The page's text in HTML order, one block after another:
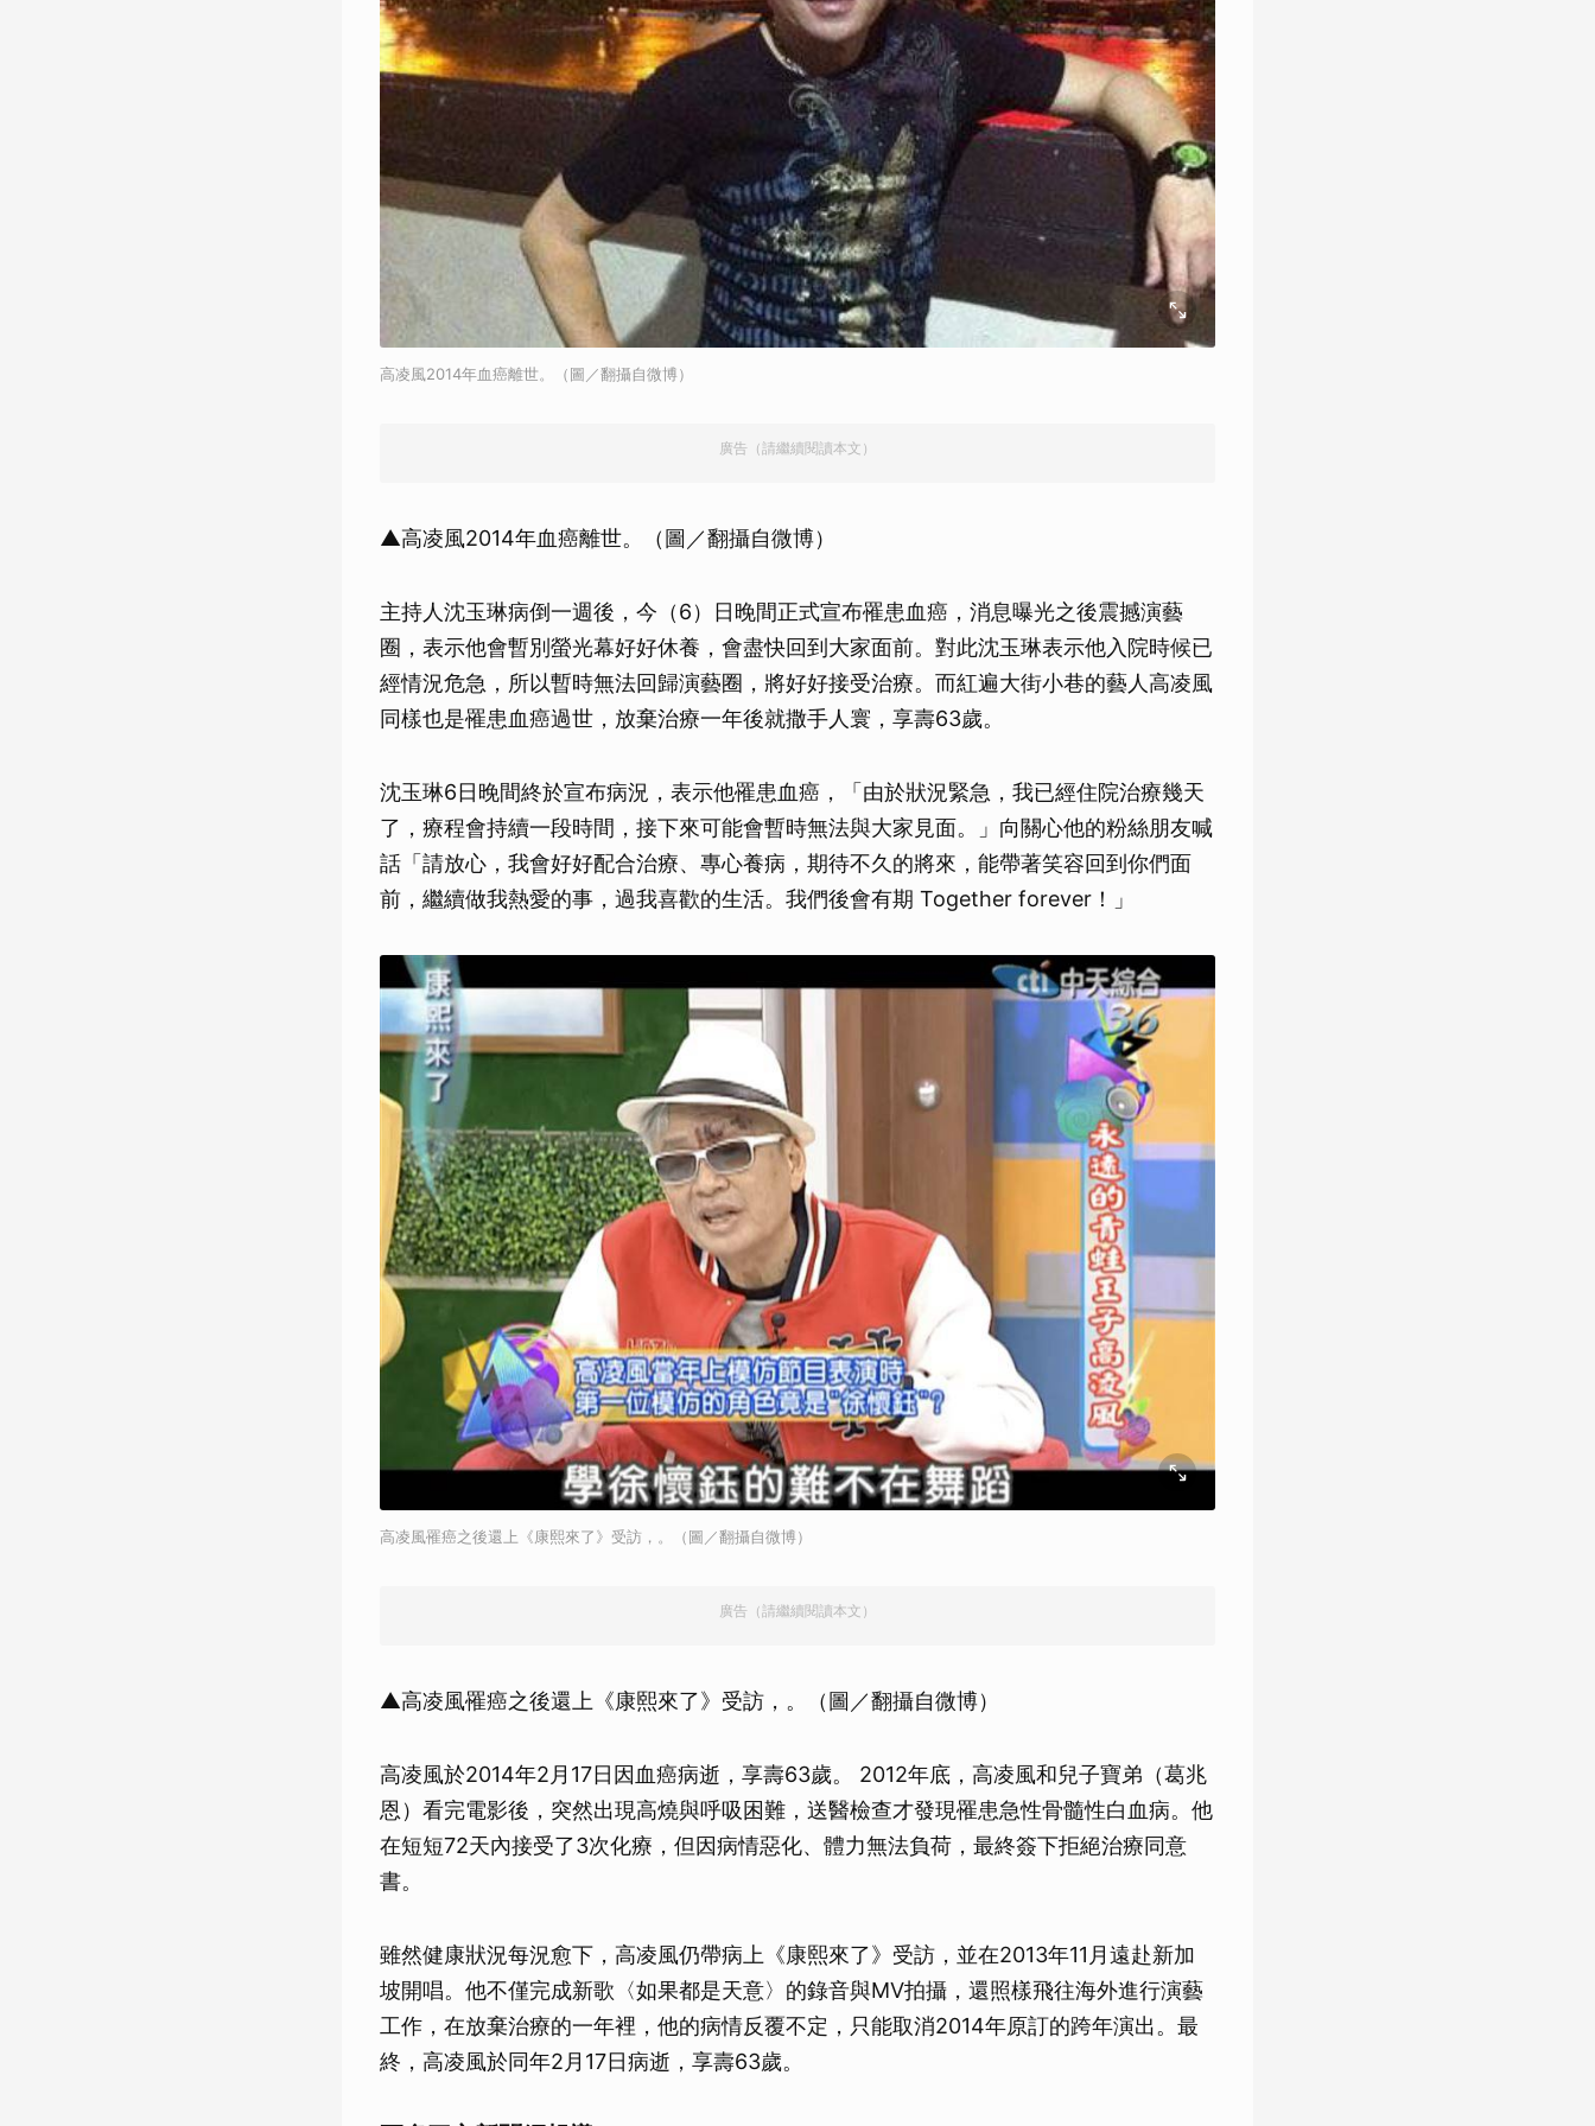
高凌風2014年血癌離世。（圖／翻攝自微博）
廣告（請繼續閱讀本文）
▲高凌風2014年血癌離世。（圖／翻攝自微博）
主持人沈玉琳病倒一週後，今（6）日晚間正式宣布罹患血癌，消息曝光之後震撼演藝
圈，表示他會暫別螢光幕好好休養，會盡快回到大家面前。對此沈玉琳表示他入院時候已
經情況危急，所以暫時無法回歸演藝圈，將好好接受治療。而紅遍大街小巷的藝人高凌風
同樣也是罹患血癌過世，放棄治療一年後就撒手人寰，享壽63歲。
沈玉琳6日晚間終於宣布病況，表示他罹患血癌，「由於狀況緊急，我已經住院治療幾天
了，療程會持續一段時間，接下來可能會暫時無法與大家見面。」向關心他的粉絲朋友喊
話「請放心，我會好好配合治療、專心養病，期待不久的將來，能帶著笑容回到你們面
前，繼續做我熱愛的事，過我喜歡的生活。我們後會有期 Together forever！」
高凌風罹癌之後還上《康熙來了》受訪，。（圖／翻攝自微博）
廣告（請繼續閱讀本文）
▲高凌風罹癌之後還上《康熙來了》受訪，。（圖／翻攝自微博）
高凌風於2014年2月17日因血癌病逝，享壽63歲。 2012年底，高凌風和兒子寶弟（葛兆
恩）看完電影後，突然出現高燒與呼吸困難，送醫檢查才發現罹患急性骨髓性白血病。他
在短短72天內接受了3次化療，但因病情惡化、體力無法負荷，最終簽下拒絕治療同意
書。
雖然健康狀況每況愈下，高凌風仍帶病上《康熙來了》受訪，並在2013年11月遠赴新加
坡開唱。他不僅完成新歌〈如果都是天意〉的錄音與MV拍攝，還照樣飛往海外進行演藝
工作，在放棄治療的一年裡，他的病情反覆不定，只能取消2014年原訂的跨年演出。最
終，高凌風於同年2月17日病逝，享壽63歲。
取消